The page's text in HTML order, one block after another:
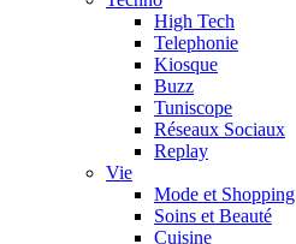
High Tech
Telephonie
Kiosque
Buzz
Tuniscope
Réseaux Sociaux
Replay
Vie
Mode et Shopping
Soins et Beauté
Cuisine